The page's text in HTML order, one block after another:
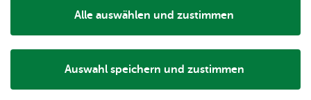
Ver­an­stal­tungs­ort & Ver­an­stal­ter
Ver­an­stal­tungs­ort
Auswahl speichern und zustimmen
Alle auswählen und zustimmen